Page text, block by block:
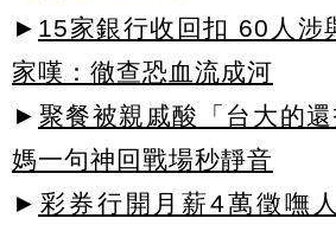
► 15家銀行收回扣 60人涉
家嘆：徹查恐血流成河
► 聚餐被親戚酸「台大的還
媽一句神回戰場秒靜音
► 彩券行開月薪4萬徵嘸